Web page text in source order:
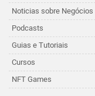
Noticias sobre Negócios
Podcasts
Guias e Tutoriais
Cursos
NFT Games